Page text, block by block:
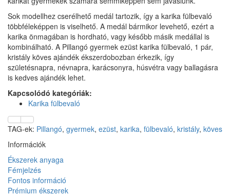
Sok modellhez cserélhető medál tartozik, így a karika fülbevaló
többféleképpen is viselhető. A medál bármikor levehető, ezért a
karika önmagában is hordható, vagy később másik medállal is
kombinálható. A Pillangó gyermek ezüst karika fülbevaló, 1 pár,
kristály köves ajándék ékszerdobozban érkezik, így
születésnapra, névnapra, karácsonyra, húsvétra vagy ballagásra
is kedves ajándék lehet.
Kapcsolódó kategóriák:
Karika fülbevaló
TAG-ek: Pillangó, gyermek, ezüst, karika, fülbevaló, kristály, köves
Információk
Ékszerek anyaga
Fémjelzés
Fontos információ
Prémium ékszerek